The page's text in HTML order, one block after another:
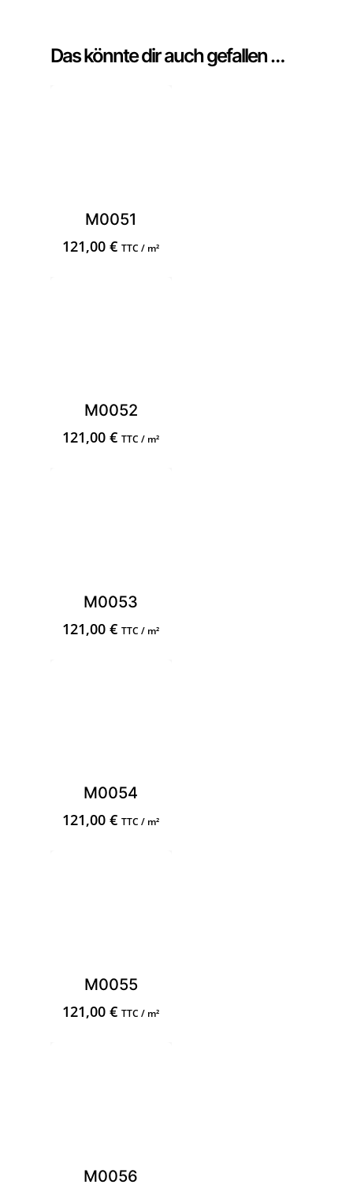
Das könnte dir auch gefallen …
M0051
121,00€ TTC / m²
M0052
121,00€ TTC / m²
M0053
121,00€ TTC / m²
M0054
121,00€ TTC / m²
M0055
121,00€ TTC / m²
M0056